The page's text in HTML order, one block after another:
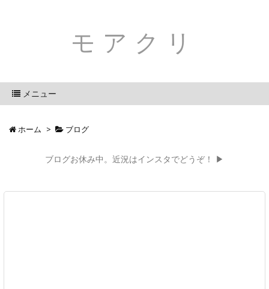
モアクリ
メニュー
ホーム > ブログ
ブログお休み中。近況はインスタでどうぞ！ ▶